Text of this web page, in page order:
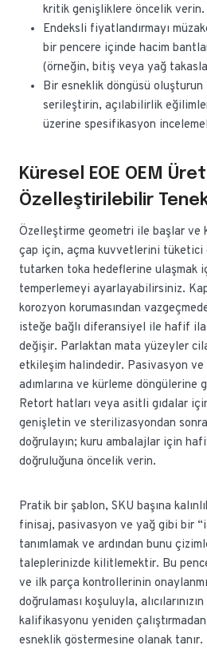
kritik genişliklere öncelik verin.
Endeksli fiyatlandırmayı
bir pencere içinde hacim
(örneğin, bitiş veya yağ
Bir esneklik döngüsü
serileştirin, açılabilirlik
üzerine spesifikasyon
Küresel EOE OEM
Özelleştirilebilir
Özelleştirme geometri ile başlar
çap için, açma kuvvetlerini tüketici
tutarken toka hedeflerine ulaşmak
temperlemeyi ayarlayabilirsiniz.
korozyon korumasından
isteğe bağlı diferansiyel ile hafif ila
değişir. Parlaktan mata yüzeyler
etkileşim halindedir. Pasivasyon
adımlarına ve kürleme döngülerine
Retort hatları veya asitli gıdalar
genişletin ve sterilizasyondan
doğrulayın; kuru ambalajlar için
doğruluğuna öncelik verin.
Pratik bir şablon, SKU başına
finisaj, pasivasyon ve yağ gibi bir
tanımlamak ve ardından bunu
taleplerinizde kilitlemektir. Bu
ve ilk parça kontrollerinin
doğrulaması koşuluyla,
kalifikasyonu yeniden
esneklik göstermesine olanak tanır.